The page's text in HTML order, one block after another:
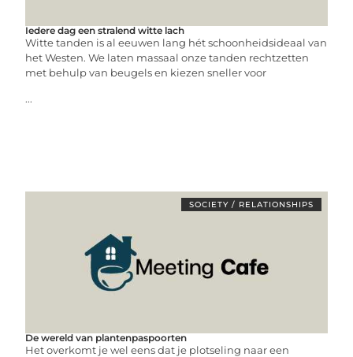
Iedere dag een stralend witte lach
Witte tanden is al eeuwen lang hét schoonheidsideaal van
het Westen. We laten massaal onze tanden rechtzetten
met behulp van beugels en kiezen sneller voor
...
SOCIETY / RELATIONSHIPS
De wereld van plantenpaspoorten
Het overkomt je wel eens dat je plotseling naar een